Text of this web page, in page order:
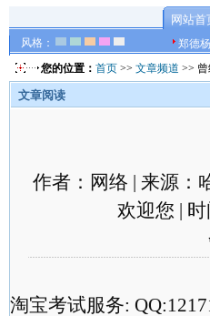
风格：
网站首
郑德
您的位置： 首页 >> 文章频道 >>
文章阅读
作者：网络 | 来源：
欢迎您 |
淘宝考试服务: